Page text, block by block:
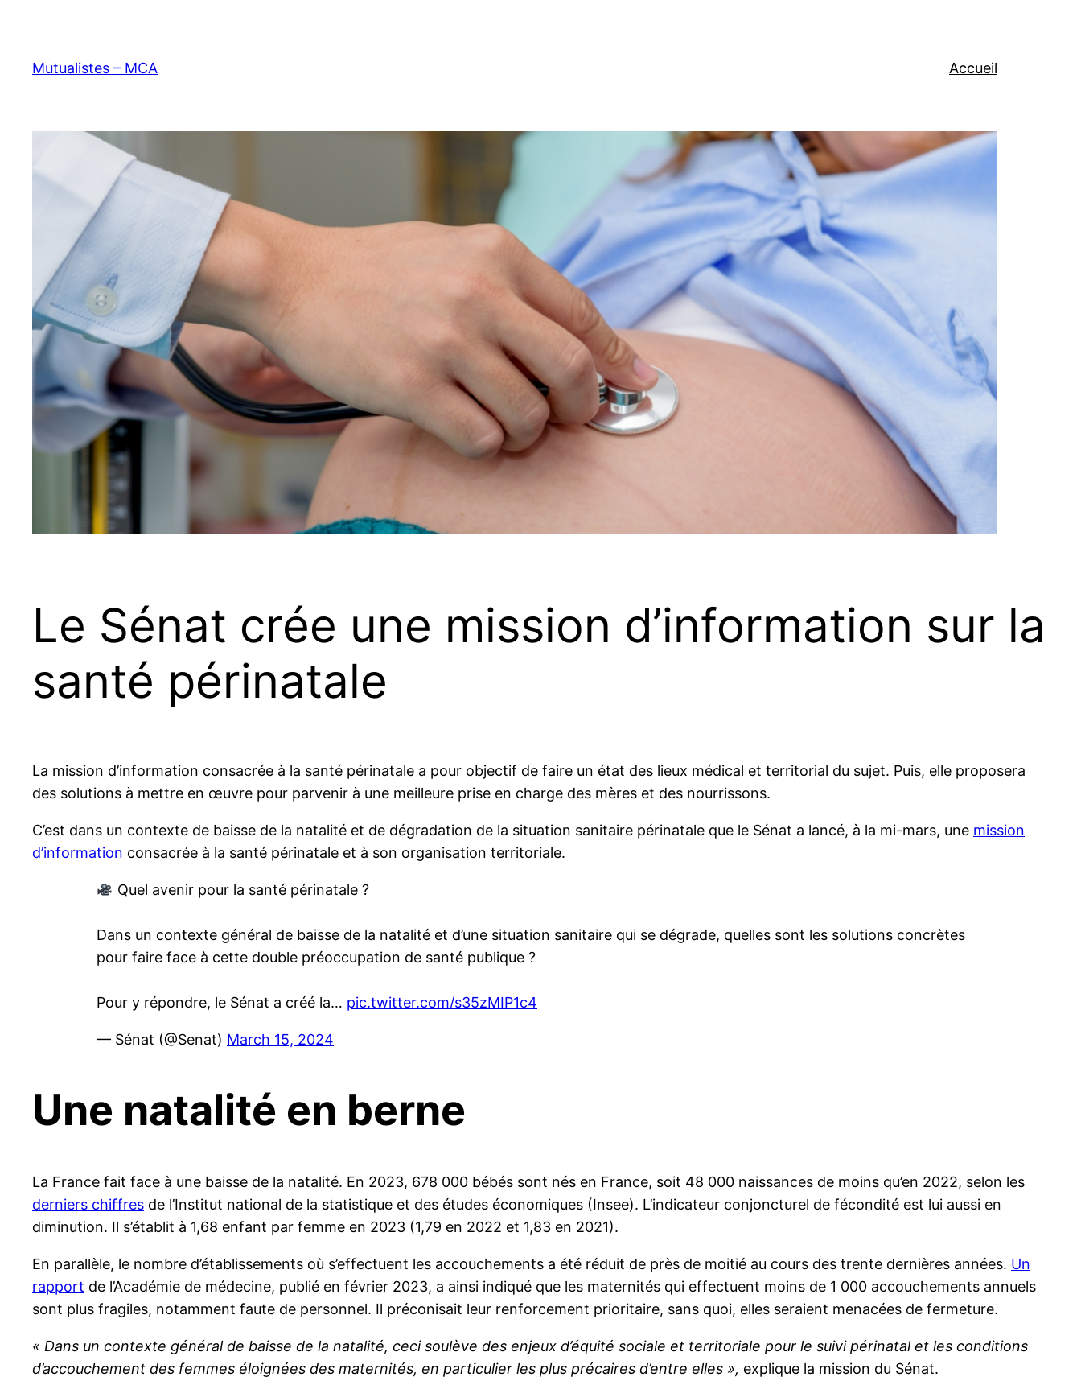
contenu
Mutualistes – MCA Accueil
Le Sénat crée une mission d’information sur la
santé périnatale
La mission d’information consacrée à la santé périnatale a pour objectif de faire un état des lieux médical et territorial du sujet. Puis, elle proposera
des solutions à mettre en œuvre pour parvenir à une meilleure prise en charge des mères et des nourrissons.
C’est dans un contexte de baisse de la natalité et de dégradation de la situation sanitaire périnatale que le Sénat a lancé, à la mi-mars, une mission
d’information consacrée à la santé périnatale et à son organisation territoriale.
Quel avenir pour la santé périnatale ?
Dans un contexte général de baisse de la natalité et d’une situation sanitaire qui se dégrade, quelles sont les solutions concrètes
pour faire face à cette double préoccupation de santé publique ?
Pour y répondre, le Sénat a créé la… pic.twitter.com/s35zMIP1c4
— Sénat (@Senat) March 15, 2024
Une natalité en berne
La France fait face à une baisse de la natalité. En 2023, 678 000 bébés sont nés en France, soit 48 000 naissances de moins qu’en 2022, selon les
derniers chiffres de l’Institut national de la statistique et des études économiques (Insee). L’indicateur conjoncturel de fécondité est lui aussi en
diminution. Il s’établit à 1,68 enfant par femme en 2023 (1,79 en 2022 et 1,83 en 2021).
En parallèle, le nombre d’établissements où s’effectuent les accouchements a été réduit de près de moitié au cours des trente dernières années. Un
rapport de l’Académie de médecine, publié en février 2023, a ainsi indiqué que les maternités qui effectuent moins de 1 000 accouchements annuels
sont plus fragiles, notamment faute de personnel. Il préconisait leur renforcement prioritaire, sans quoi, elles seraient menacées de fermeture.
« Dans un contexte général de baisse de la natalité, ceci soulève des enjeux d’équité sociale et territoriale pour le suivi périnatal et les conditions
d’accouchement des femmes éloignées des maternités, en particulier les plus précaires d’entre elles », explique la mission du Sénat.